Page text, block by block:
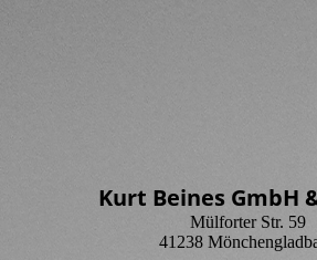
Kurt Beines GmbH
Mülforter Str. 59
41238